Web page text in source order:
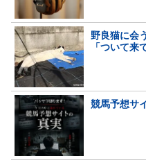
野良猫に会
「ついて
競馬予想サ